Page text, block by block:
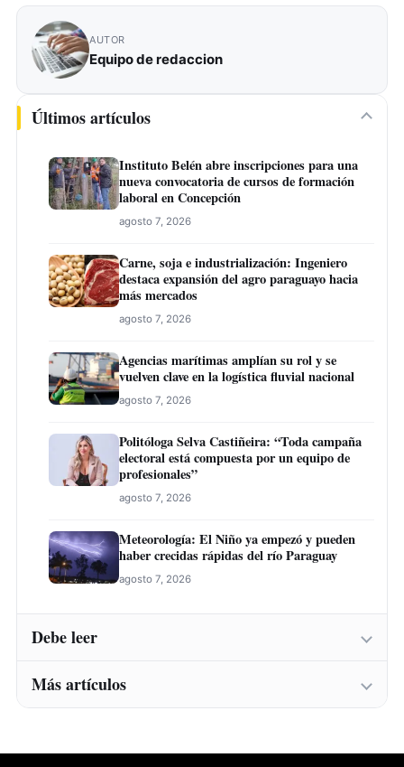
AUTOR
Equipo de redaccion
Últimos artículos
Instituto Belén abre inscripciones para una
nueva convocatoria de cursos de formación
laboral en Concepción
agosto 7, 2026
Carne, soja e industrialización: Ingeniero
destaca expansión del agro paraguayo hacia
más mercados
agosto 7, 2026
Agencias marítimas amplían su rol y se
vuelven clave en la logística fluvial nacional
agosto 7, 2026
Politóloga Selva Castiñeira: “Toda campaña
electoral está compuesta por un equipo de
profesionales”
agosto 7, 2026
Meteorología: El Niño ya empezó y pueden
haber crecidas rápidas del río Paraguay
agosto 7, 2026
Debe leer
Instituto Belén abre inscripciones para una
Más artículos